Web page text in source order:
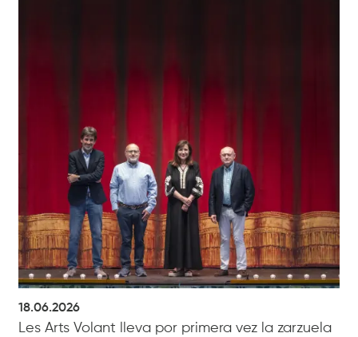
18.06.2026
Les Arts Volant lleva por primera vez la zarzuela